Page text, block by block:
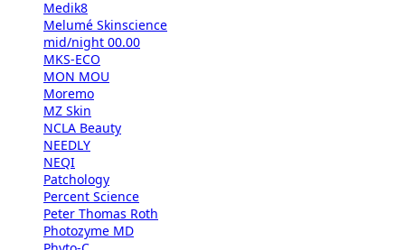
Medik8
Melumé Skinscience
mid/night 00.00
MKS-ECO
MON MOU
Moremo
MZ Skin
NCLA Beauty
NEEDLY
NEQI
Patchology
Percent Science
Peter Thomas Roth
Photozyme MD